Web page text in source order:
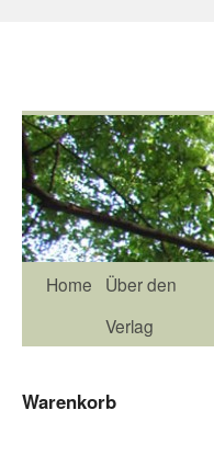
Home
Über den
Verlag
Warenkorb